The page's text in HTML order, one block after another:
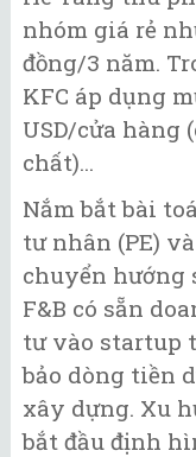
nhóm giá rẻ
đồng/3 năm.
KFC áp dụng
USD/cửa hàng
chất)...
Nắm bắt bài
tư nhân (PE)
chuyển hướng
F&B có sẵn
tư vào startup
bảo dòng tiền
xây dựng. Xu
bắt đầu định